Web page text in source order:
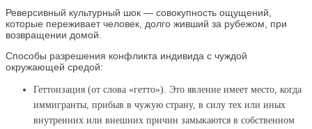
Реверсивный культурный шок — совокупность ощущений,
которые переживает человек, долго живший за рубежом, при
возвращении домой.
Способы разрешения конфликта индивида с чуждой
окружающей средой:
Геттоизация (от слова «гетто»). Это явление имеет место, когда
иммигранты, прибыв в чужую страну, в силу тех или иных
внутренних или внешних причин замыкаются в собственном